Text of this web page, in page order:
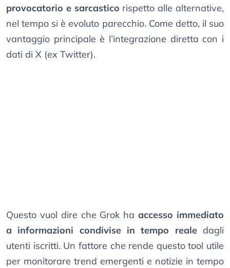
provocatorio e sarcastico rispetto alle alternative,
nel tempo si è evoluto parecchio. Come detto, il suo
vantaggio principale è l’integrazione diretta con i
dati di X (ex Twitter).
Questo vuol dire che Grok haaccesso immediato
a informazioni condivise in tempo realedagli
utenti iscritti. Un fattore che rende questo tool utile
per monitorare trend emergenti e notizie in tempo